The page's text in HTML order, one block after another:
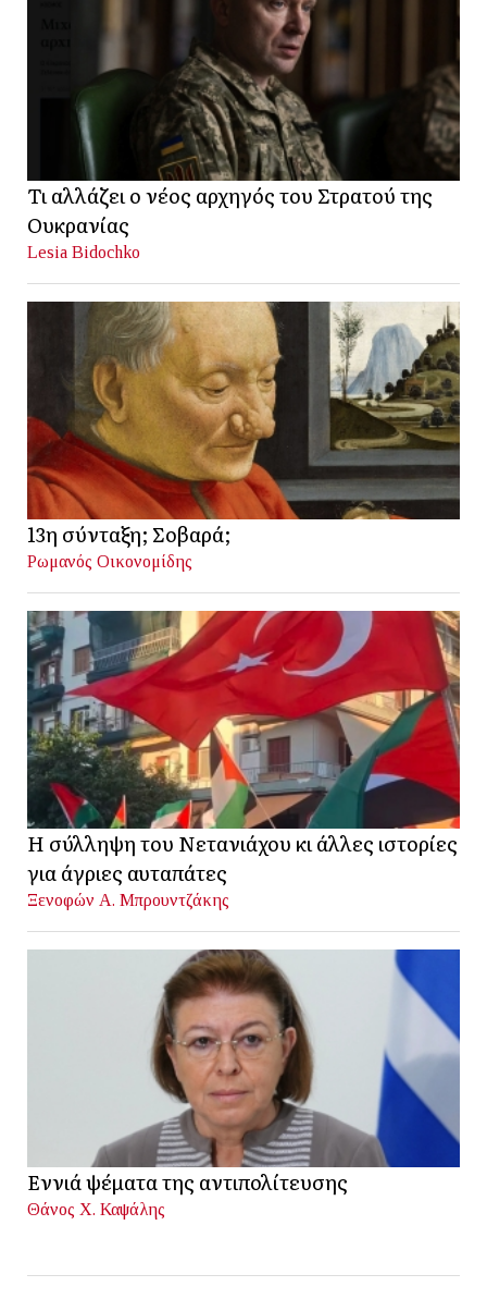
Τι αλλάζει ο νέος αρχηγός του Στρατού της
Ουκρανίας
Lesia Bidochko
13η σύνταξη; Σοβαρά;
Ρωμανός Οικονομίδης
Η σύλληψη του Νετανιάχου κι άλλες ιστορίες
για άγριες αυταπάτες
Ξενοφών Α. Μπρουντζάκης
Εννιά ψέματα της αντιπολίτευσης
Θάνος Χ. Καψάλης